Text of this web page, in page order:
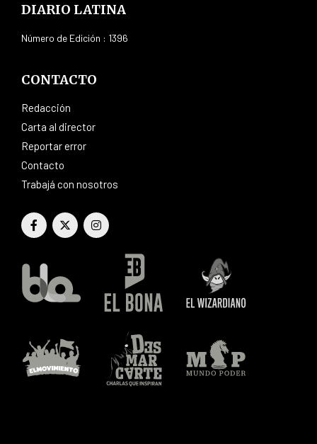
DIARIO LATINA
Número de Edición : 1396
CONTACTO
Redacción
Carta al director
Reportar error
Contacto
Trabajá con nosotros